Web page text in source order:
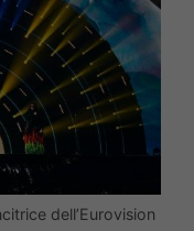
dell’Eurovision